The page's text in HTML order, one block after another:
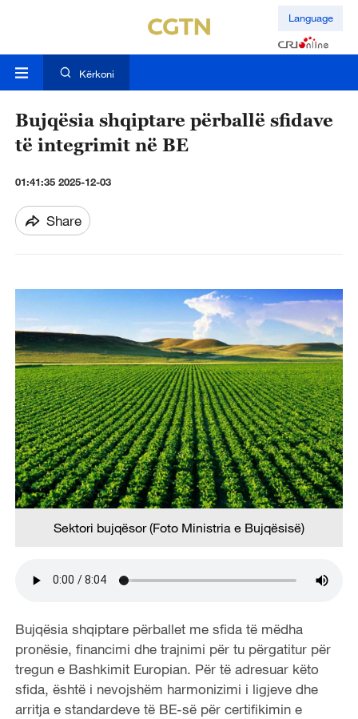
Language
Kërkoni
Bujqësia shqiptare përballë sfidave
të integrimit në BE
01:41:35 2025-12-03
Share
Sektori bujqësor (Foto Ministria e Bujqësisë)
Bujqësia shqiptare përballet me sfida të mëdha
pronësie, financimi dhe trajnimi për tu përgatitur për
tregun e Bashkimit Europian. Për të adresuar këto
sfida, është i nevojshëm harmonizimi i ligjeve dhe
arritja e standardeve të BE-së për certifikimin e